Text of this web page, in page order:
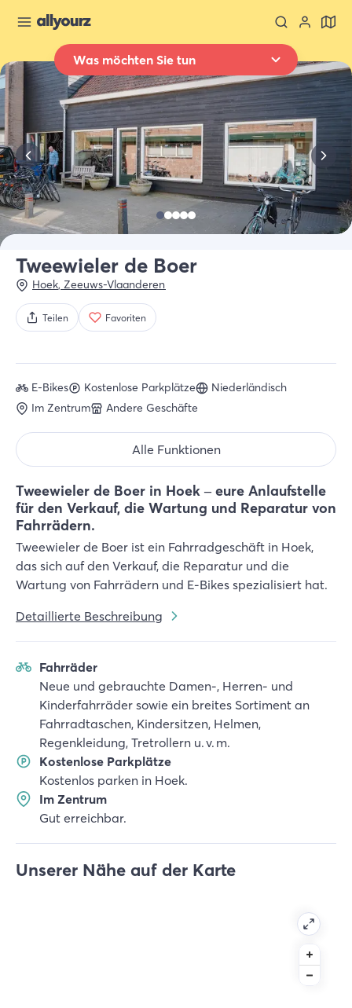
Was möchten Sie tun
Zurück zur Übersicht
Übernachten
Wo
Ganz Zeeland
Wann
Datum auswählen
Alle Arten
Wer
2 Gäste
Tweewieler de Boer
Hoek, Zeeuws-Vlaanderen
Teilen Favoriten
Tweewieler de Boer in Hoek – eure Anlaufstelle
für den Verkauf, die Wartung und Reparatur von
Fahrrädern.
Tweewieler de Boer ist ein Fahrradgeschäft in Hoek,
das sich auf den Verkauf, die Reparatur und die
Wartung von Fahrrädern und E-Bikes spezialisiert hat.
Detaillierte Beschreibung
Fahrräder
Neue und gebrauchte Damen-, Herren- und
Kinderfahrräder sowie ein breites Sortiment an
Fahrradtaschen, Kindersitzen, Helmen,
Regenkleidung, Tretrollern u. v. m.
Kostenlose Parkplätze
Kostenlos parken in Hoek.
Im Zentrum
Gut erreichbar.
E-Bikes Kostenlose Parkplätze
Niederländisch
Im Zentrum
Andere Geschäfte
Alle Funktionen
Unserer Nähe auf der Karte